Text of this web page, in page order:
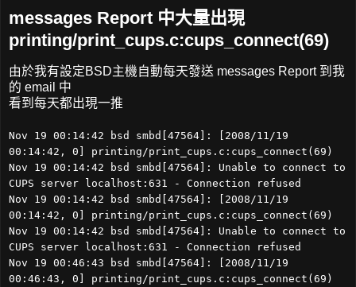
messages Report 中大量出現
printing/print_cups.c:cups_connect(69)
由於我有設定BSD主機自動每天發送 messages Report 到我
的 email 中
看到每天都出現一推
Nov 19 00:14:42 bsd smbd[47564]: [2008/11/19
00:14:42, 0] printing/print_cups.c:cups_connect(69)
Nov 19 00:14:42 bsd smbd[47564]: Unable to connect to
CUPS server localhost:631 - Connection refused
Nov 19 00:14:42 bsd smbd[47564]: [2008/11/19
00:14:42, 0] printing/print_cups.c:cups_connect(69)
Nov 19 00:14:42 bsd smbd[47564]: Unable to connect to
CUPS server localhost:631 - Connection refused
Nov 19 00:46:43 bsd smbd[47564]: [2008/11/19
00:46:43, 0] printing/print_cups.c:cups_connect(69)